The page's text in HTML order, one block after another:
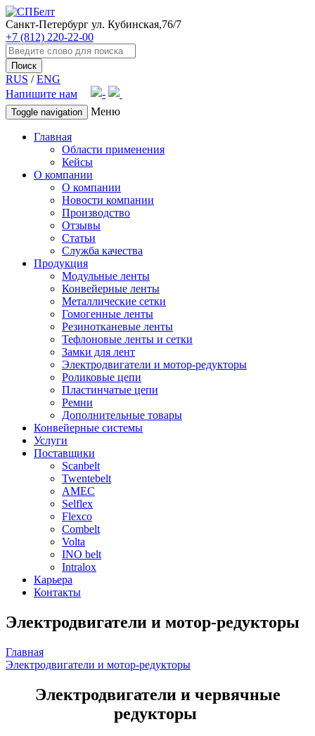
Санкт-Петербург ул. Кубинская,76/7
+7 (812) 220-22-00
Поиск
RUS /ENG
Напишите нам
Toggle navigation Меню
Главная
Области применения
Кейсы
О компании
О компании
Новости компании
Производство
Отзывы
Статьи
Служба качества
Продукция
Модульные ленты
Конвейерные ленты
Металлические сетки
Гомогенные ленты
Резинотканевые ленты
Тефлоновые ленты и сетки
Замки для лент
Электродвигатели и мотор-редукторы
Роликовые цепи
Пластинчатые цепи
Ремни
Дополнительные товары
Конвейерные системы
Услуги
Поставщики
Scanbelt
Twentebelt
АMEC
Selflex
Flexco
Combelt
Volta
INO belt
Intralox
Карьера
Контакты
Электродвигатели и мотор-редукторы
Главная
Электродвигатели и мотор-редукторы
Электродвигатели и червячные
редукторы